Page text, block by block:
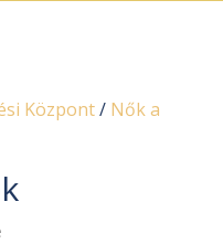
Központ/ Nők a